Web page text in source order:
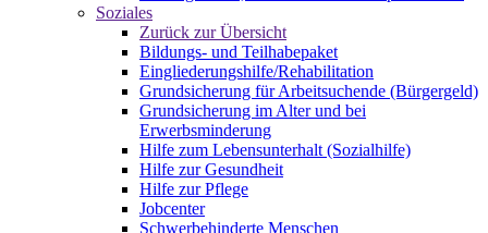
Soziales
Zurück zur Übersicht
Bildungs- und Teilhabepaket
Eingliederungshilfe/Rehabilitation
Grundsicherung für Arbeitsuchende (Bürgergeld)
Grundsicherung im Alter und bei
Erwerbsminderung
Hilfe zum Lebensunterhalt (Sozialhilfe)
Hilfe zur Gesundheit
Hilfe zur Pflege
Jobcenter
Schwerbehinderte Menschen